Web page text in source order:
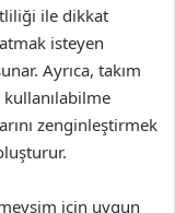
ile dikkat
isteyen
Ayrıca, takım
kullanılabilme
zenginleştirmek
için uygun